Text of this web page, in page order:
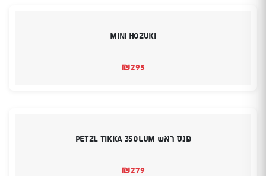
Mini Hozuki
₪295
פנס ראש PETZL TIKKA 350LUM
₪279